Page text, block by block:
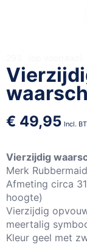
€ 49,95
Vierzijdig
Merk Rubbermaid
Afmeting circa
hoogte)
Vierzijdig
meertalig
Kleur geel met
naar
het
begin
de
gallerij